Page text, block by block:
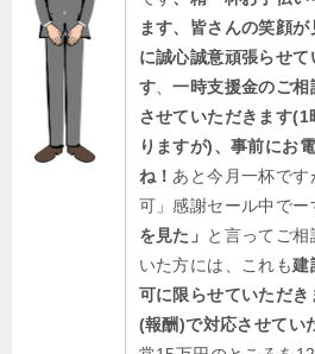
ます、皆さんの笑顔が
に誠心誠意頑張らせて
す、一時支援金のご相
させていただきます(1
りますが)、事前にお
ね！ あと今月一杯で
可」感謝セール中でー
を見た」 と言ってご
いた方には、これも建
可に限らせていただき
(報酬)で対応させてい